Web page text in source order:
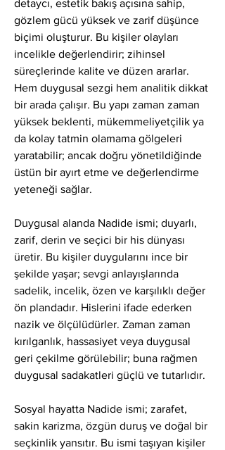
detaycı, estetik bakış açısına sahip,
gözlem gücü yüksek ve zarif düşünce
biçimi oluşturur. Bu kişiler olayları
incelikle değerlendirir; zihinsel
süreçlerinde kalite ve düzen ararlar.
Hem duygusal sezgi hem analitik dikkat
bir arada çalışır. Bu yapı zaman zaman
yüksek beklenti, mükemmeliyetçilik ya
da kolay tatmin olamama gölgeleri
yaratabilir; ancak doğru yönetildiğinde
üstün bir ayırt etme ve değerlendirme
yeteneği sağlar.
Duygusal alanda Nadide ismi; duyarlı,
zarif, derin ve seçici bir his dünyası
üretir. Bu kişiler duygularını ince bir
şekilde yaşar; sevgi anlayışlarında
sadelik, incelik, özen ve karşılıklı değer
ön plandadır. Hislerini ifade ederken
nazik ve ölçülüdürler. Zaman zaman
kırılganlık, hassasiyet veya duygusal
geri çekilme görülebilir; buna rağmen
duygusal sadakatleri güçlü ve tutarlıdır.
Sosyal hayatta Nadide ismi; zarafet,
sakin karizma, özgün duruş ve doğal bir
seçkinlik yansıtır. Bu ismi taşıyan kişiler